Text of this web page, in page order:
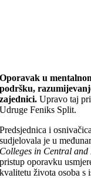
Oporavak u
podršku,
zajednici. Upravo taj
Udruge Feniks Split.
Predsjednica i
sudjelovala je u
Colleges in Central and
pristup oporavku
kvalitetu života osoba s